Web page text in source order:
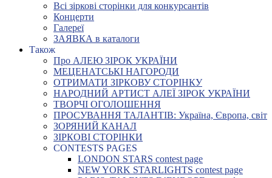
Всі зіркові сторінки для конкурсантів
Концерти
Галереї
ЗАЯВКА в каталоги
Також
Про АЛЕЮ ЗІРОК УКРАЇНИ
МЕЦЕНАТСЬКІ НАГОРОДИ
ОТРИМАТИ ЗІРКОВУ СТОРІНКУ
НАРОДНИЙ АРТИСТ АЛЕЇ ЗІРОК УКРАЇНИ
ТВОРЧІ ОГОЛОШЕННЯ
ПРОСУВАННЯ ТАЛАНТІВ: Україна, Європа, світ
ЗОРЯНИЙ КАНАЛ
ЗІРКОВІ СТОРІНКИ
CONTESTS PAGES
LONDON STARS contest page
NEW YORK STARLIGHTS contest page